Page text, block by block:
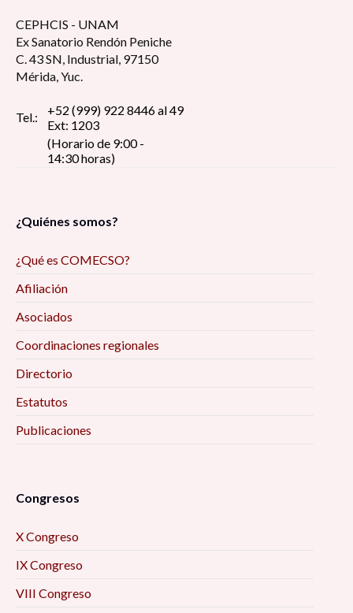
CEPHCIS - UNAM
Ex Sanatorio Rendón Peniche
C. 43 SN, Industrial, 97150
Mérida, Yuc.
Tel.:
+52 (999) 922 8446 al 49
Ext: 1203
(Horario de 9:00 -
14:30 horas)
¿Quiénes somos?
¿Qué es COMECSO?
Afiliación
Asociados
Coordinaciones regionales
Directorio
Estatutos
Publicaciones
Congresos
X Congreso
IX Congreso
VIII Congreso